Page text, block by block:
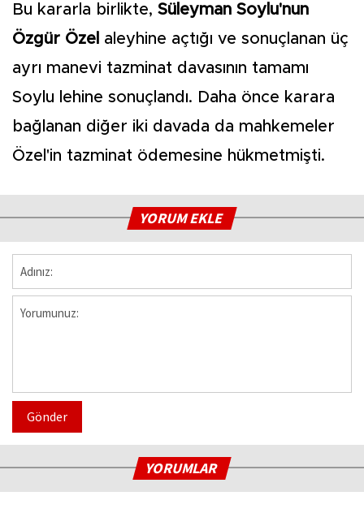
Bu kararla birlikte, Süleyman Soylu'nun
Özgür Özel aleyhine açtığı ve sonuçlanan üç
ayrı manevi tazminat davasının tamamı
Soylu lehine sonuçlandı. Daha önce karara
bağlanan diğer iki davada da mahkemeler
Özel'in tazminat ödemesine hükmetmişti.
YORUM EKLE
Gönder
YORUMLAR